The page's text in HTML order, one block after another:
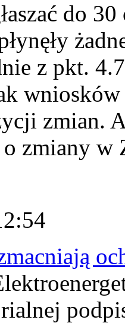
do
z pkt.
zmian.
zmiany w